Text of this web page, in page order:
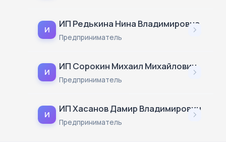
И
ИП Редькина Нина Владимировна
Предприниматель
И
ИП Сорокин Михаил Михайлович
Предприниматель
И
ИП Хасанов Дамир Владимирович
Предприниматель